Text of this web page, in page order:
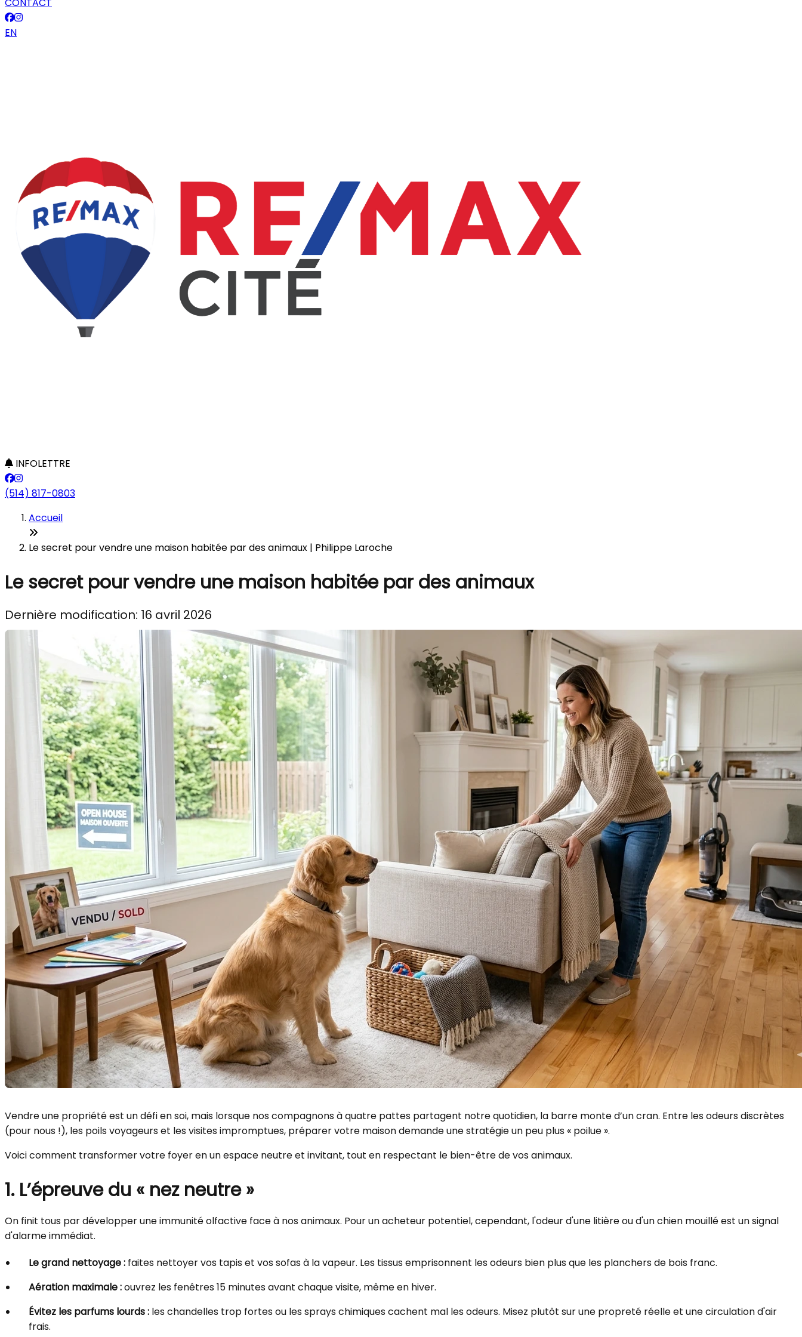
EN
INFOLETTRE
(514) 817-0803
Accueil
Le secret pour vendre une maison habitée par des animaux | Philippe Laroche
Le secret pour vendre une maison habitée par des animaux
Dernière modification: 16 avril 2026
Vendre une propriété est un défi en soi, mais lorsque nos compagnons à quatre pattes partagent notre quotidien, la barre monte d’un cran. Entre les odeurs discrètes
(pour nous !), les poils voyageurs et les visites impromptues, préparer votre maison demande une stratégie un peu plus « poilue ».
Voici comment transformer votre foyer en un espace neutre et invitant, tout en respectant le bien-être de vos animaux.
1. L’épreuve du « nez neutre »
On finit tous par développer une immunité olfactive face à nos animaux. Pour un acheteur potentiel, cependant, l'odeur d'une litière ou d'un chien mouillé est un signal
d'alarme immédiat.
Le grand nettoyage : faites nettoyer vos tapis et vos sofas à la vapeur. Les tissus emprisonnent les odeurs bien plus que les planchers de bois franc.
Aération maximale :ouvrez les fenêtres 15 minutes avant chaque visite, même en hiver.
Évitez les parfums lourds : les chandelles trop fortes ou les sprays chimiques cachent mal les odeurs. Misez plutôt sur une propreté réelle et une circulation d'air
frais.